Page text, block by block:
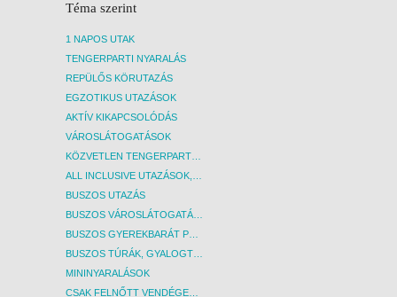
Téma szerint
1 NAPOS UTAK
TENGERPARTI NYARALÁS
REPÜLŐS KÖRUTAZÁS
EGZOTIKUS UTAZÁSOK
AKTÍV KIKAPCSOLÓDÁS
VÁROSLÁTOGATÁSOK
BUSZOS UTAZÁS
MININYARALÁSOK